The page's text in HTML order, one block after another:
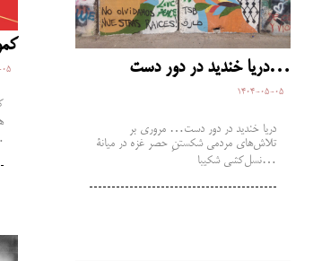
دریا خندید در دور دست…
1404-05-05
دریا خندید در دور دست… مروری بر
تلاش‌های مردمی شکستنِ حصر غزه در میانۀ
نسل‌کشی شکیبا…